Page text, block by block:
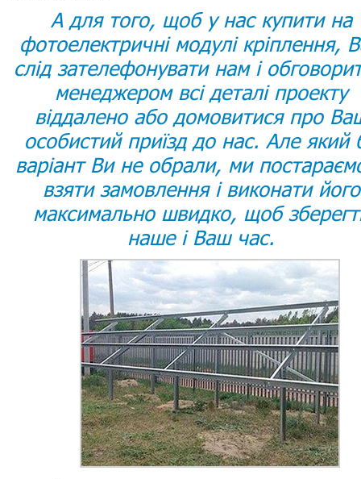
А для того, щоб у нас купити на
фотоелектричні модулі кріплення,
слід зателефонувати нам і
менеджером всі деталі проекту
віддалено або домовитися про
особистий приїзд до нас. Але який
варіант Ви не обрали, ми
взяти замовлення і виконати його
максимально швидко, щоб
наше і Ваш час.